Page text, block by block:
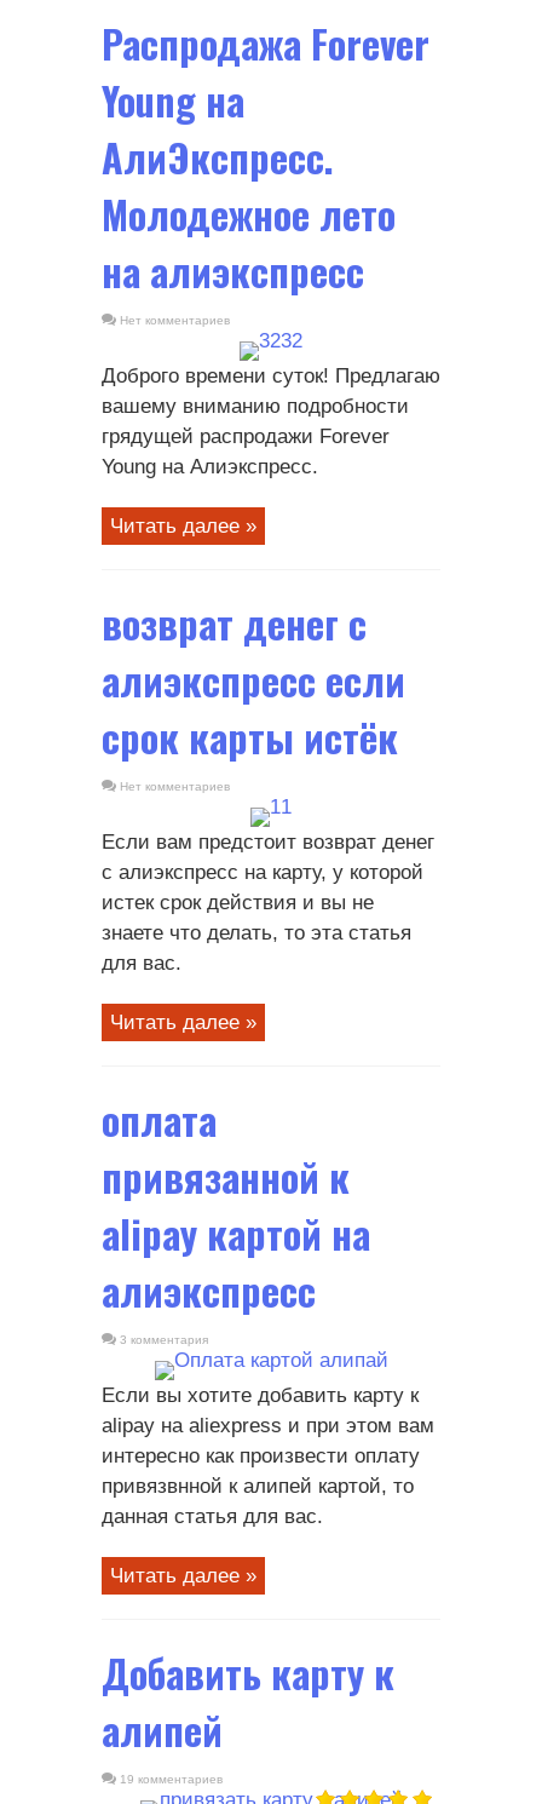
Распродажа Forever
Young на
АлиЭкспресс.
Молодежное лето
на алиэкспресс
Нет комментариев
Доброго времени суток! Предлагаю
вашему вниманию подробности
грядущей распродажи Forever
Young на Алиэкспресс.
Читать далее »
возврат денег с
алиэкспресс если
срок карты истёк
Нет комментариев
Если вам предстоит возврат денег
с алиэкспресс на карту, у которой
истек срок действия и вы не
знаете что делать, то эта статья
для вас.
Читать далее »
оплата
привязанной к
alipay картой на
алиэкспресс
3 комментария
Если вы хотите добавить карту к
alipay на aliexpress и при этом вам
интересно как произвести оплату
привязвнной к алипей картой, то
данная статья для вас.
Читать далее »
Добавить карту к
алипей
19 комментариев